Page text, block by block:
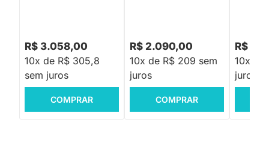
R$ 3.058,00
10x de R$ 305,8
sem juros
COMPRAR
R$ 2.090,00
10x de R$ 209 sem
juros
COMPRAR
R$
10x de
juros